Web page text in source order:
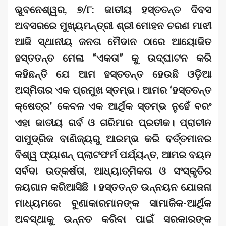
ଭୁବନେଶ୍ୱର, ୭/୮: ଜାତୀୟ ହସ୍ତତନ୍ତ ଦିବସ
ଅବସରରେ ମୁଖ୍ୟମନ୍ତ୍ରୀ ଶ୍ରୀ ମୋହନ ଚରଣ ମାଝୀ
ଆଜି ସ୍ଥାନୀୟ ଜନତା ମୈଦାନ ଠାରେ ଆୟୋଜିତ
ହସ୍ତତନ୍ତ ମେଳା “ଏକତା” କୁ ଉଦ୍ଘାଟନ କରି
କହିଛନ୍ତି ଯେ ଆମ ହସ୍ତତନ୍ତ ହେଉଛି ଓଡ଼ିଆ
ଅସ୍ମିତାର ଏକ ପ୍ରମୁଖ ସ୍ତମ୍ଭ। ଆମର ‘ହସ୍ତତନ୍ତ
କ୍ଷେତ୍ର’ କେବଳ ଏକ ଆର୍ଥିକ ସ୍ତମ୍ଭ ନୁହେଁ ବରଂ
ଏହା ଜାତୀୟ ଗର୍ବ ଓ ଗରିମାର ପ୍ରତୀକ। ପ୍ରାଚୀନ
ସାମୁଦ୍ରିକ ବାଣିଜ୍ୟରୁ ଆରମ୍ଭ କରି ବର୍ତ୍ତମାନର
ବିଶ୍ୱ ଫ୍ୟାଶନ୍ ପ୍ଲାଟଫର୍ମ ପର୍ଯ୍ୟନ୍ତ, ଆମର ବୟନ
ସର୍ବଦା ଉତ୍କର୍ଷତା, ଆଧ୍ୟାତ୍ମିକତା ଓ ସଂସ୍କୃତିର
ଜୟଗାନ କରିଆସିଛି । ହସ୍ତତନ୍ତ ଉନ୍ନୟନ ଯୋଜନା
ମାଧ୍ୟମରେ ବୁଣାକାରମାନଙ୍କ ସାମାଜିକ-ଆର୍ଥିକ
ଅବସ୍ଥାକୁ ଉନ୍ନତ କରିବା ପାଇଁ ସରକାରଙ୍କ